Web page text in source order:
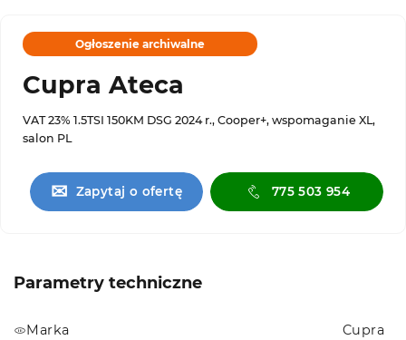
Ogłoszenie archiwalne
Cupra Ateca
VAT 23% 1.5TSI 150KM DSG 2024 r., Cooper+, wspomaganie XL,
salon PL
✉ Zapytaj o ofertę 775 503 954
Parametry techniczne
Marka Cupra